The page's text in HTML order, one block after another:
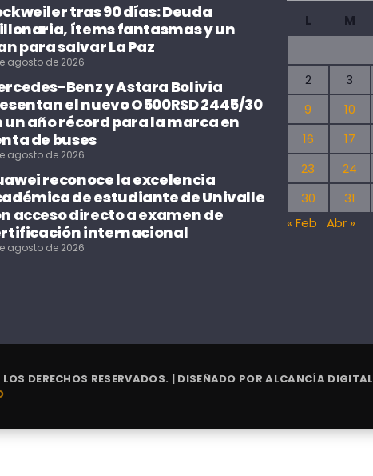
tras 90 días: Deuda
ítems fantasmas y un
para salvar La Paz
agosto de 2026
Benz y Astara Bolivia
el nuevo O500RSD 2445/30
un año récord para la marca en
de buses
agosto de 2026
reconoce la excelencia
de estudiante de Univalle
acceso directo a examen de
internacional
agosto de 2026
L M
2
3
9
10
16
17
23
24
30
31
« Feb
Abr »
DERECHOS RESERVADOS. | DISEÑADO PORALCANCÍA DIGITAL